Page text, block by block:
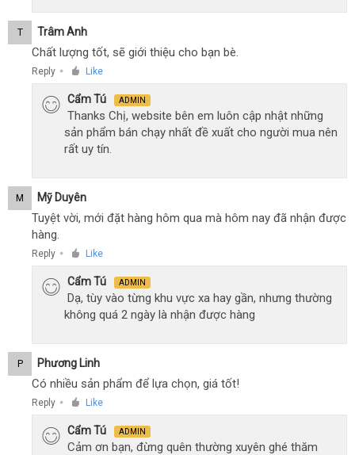
T Trâm Anh
Chất lượng tốt, sẽ giới thiệu cho bạn bè.
Reply ● Like
Cẩm Tú ADMIN
Thanks Chị, website bên em luôn cập nhật những
sản phẩm bán chạy nhất đề xuất cho người mua nên
rất uy tín.
M Mỹ Duyên
Tuyệt vời, mới đặt hàng hôm qua mà hôm nay đã nhận được
hàng.
Reply ● Like
Cẩm Tú ADMIN
Dạ, tùy vào từng khu vực xa hay gần, nhưng thường
không quá 2 ngày là nhận được hàng
P Phương Linh
Có nhiều sản phẩm để lựa chọn, giá tốt!
Reply ● Like
Cẩm Tú ADMIN
Cảm ơn bạn, đừng quên thường xuyên ghé thăm